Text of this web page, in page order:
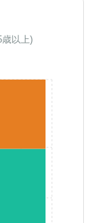
歳以上)